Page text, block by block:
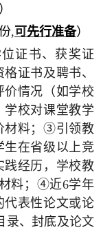
,可 先行准备）
证书、获奖证
证书及聘书、
价情况（如学校
校对课堂教学
料； ③引领教
生在省级以上竞
践经历，学校教
料； ④近6学年
代表性论文或论
录、封底及论文